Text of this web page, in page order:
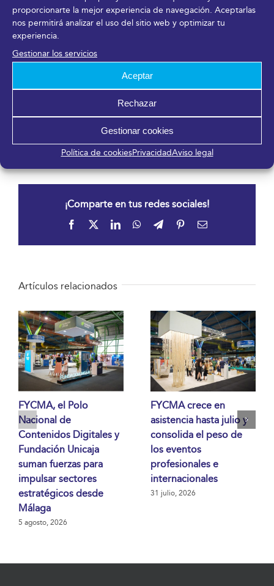
proporcionarte la mejor experiencia de navegación. Aceptarlas
nos permitirá analizar el uso del sitio web y optimizar tu
experiencia.
Gestionar los servicios
Aceptar
Rechazar
Gestionar cookies
Política de cookiesPrivacidadAviso legal
de la vocalía que ostenta su directora general,
Yolanda de Aguilar.
Más información en
www.palacios-congresos-es.com
DESCARGAR EN PDF
¡Comparte en tus redes sociales!
Facebook LinkedInWhatsApp
TelegramPinterestCorreo
Artículos relacionados
FYCMA, el Polo
Nacional de
Contenidos Digitales y
Fundación Unicaja
suman fuerzas para
impulsar sectores
estratégicos desde
Málaga
5 agosto, 2026
FYCMA crece en
asistencia hasta julio y
consolida el peso de
los eventos
profesionales e
internacionales
31 julio, 2026